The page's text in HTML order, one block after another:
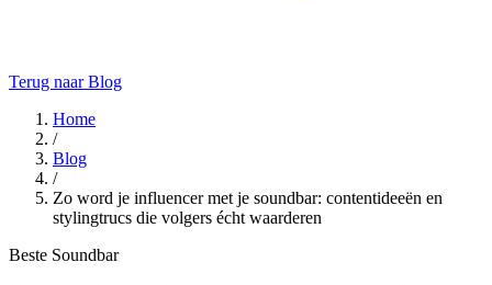
Terug naar Blog
Home
/
Blog
/
Zo word je influencer met je soundbar: contentideeën en
stylingtrucs die volgers écht waarderen
Beste Soundbar